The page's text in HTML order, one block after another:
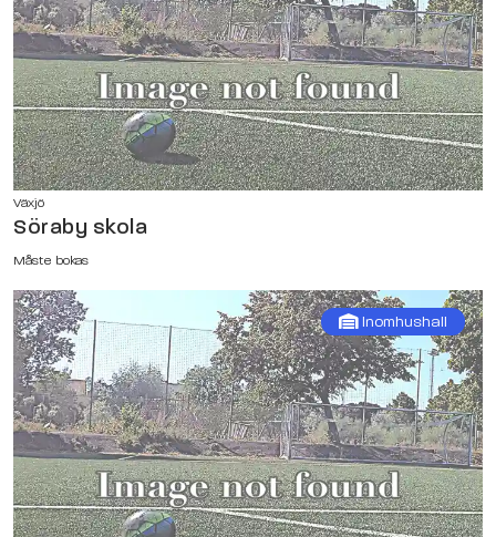
Växjö
Söraby skola
Måste bokas
Inomhushall